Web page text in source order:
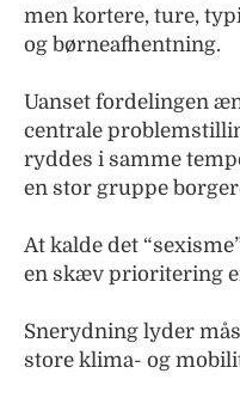
men kortere, ture,
og børneafhentning.
Uanset fordelingen
centrale
ryddes i samme
en stor gruppe
At kalde det
en skæv prioritering
Snerydning lyder
store klima- og